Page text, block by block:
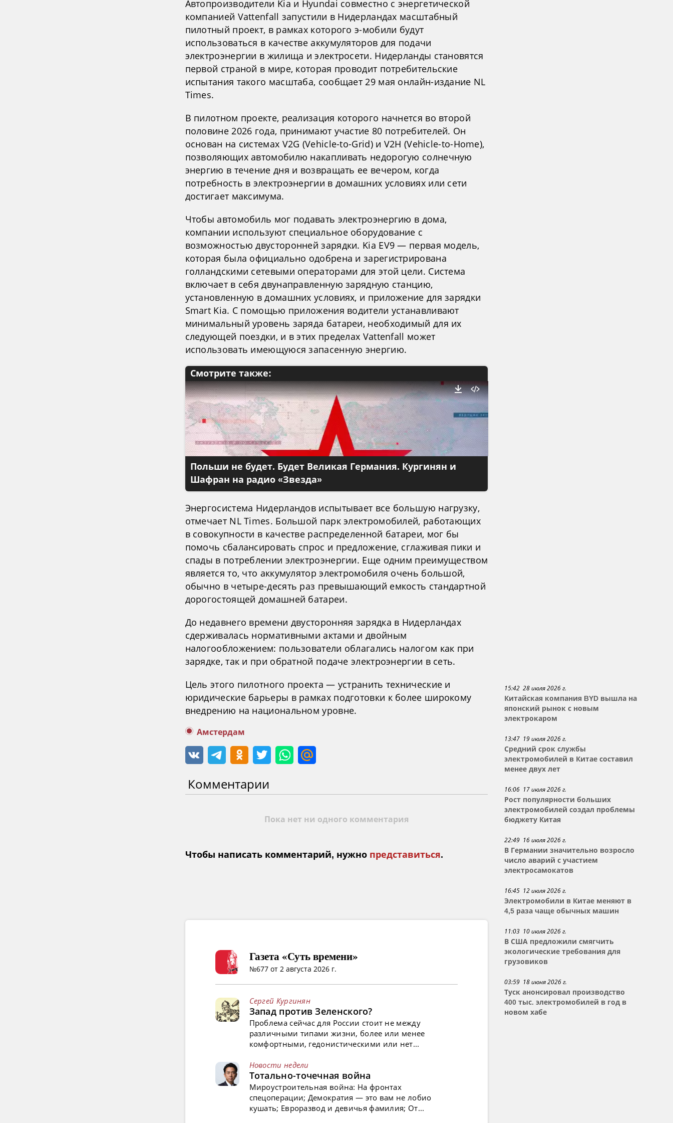
Автопроизводители Kia и Hyundai совместно с энергетической
компанией Vattenfall запустили в Нидерландах масштабный
пилотный проект, в рамках которого э-мобили будут
использоваться в качестве аккумуляторов для подачи
электроэнергии в жилища и электросети. Нидерланды становятся
первой страной в мире, которая проводит потребительские
испытания такого масштаба, сообщает 29 мая онлайн-издание NL
Times.
В пилотном проекте, реализация которого начнется во второй
половине 2026 года, принимают участие 80 потребителей. Он
основан на системах V2G (Vehicle-to-Grid) и V2H (Vehicle-to-Home),
позволяющих автомобилю накапливать недорогую солнечную
энергию в течение дня и возвращать ее вечером, когда
потребность в электроэнергии в домашних условиях или сети
достигает максимума.
Чтобы автомобиль мог подавать электроэнергию в дома,
компании используют специальное оборудование с
возможностью двусторонней зарядки. Kia EV9 — первая модель,
которая была официально одобрена и зарегистрирована
голландскими сетевыми операторами для этой цели. Система
включает в себя двунаправленную зарядную станцию,
установленную в домашних условиях, и приложение для зарядки
Smart Kia. С помощью приложения водители устанавливают
минимальный уровень заряда батареи, необходимый для их
следующей поездки, и в этих пределах Vattenfall может
использовать имеющуюся запасенную энергию.
Смотрите также:
Польши не будет. Будет Великая Германия. Кургинян и
Шафран на радио «Звезда»
Энергосистема Нидерландов испытывает все большую нагрузку,
отмечает NL Times. Большой парк электромобилей, работающих
в совокупности в качестве распределенной батареи, мог бы
помочь сбалансировать спрос и предложение, сглаживая пики и
спады в потреблении электроэнергии. Еще одним преимуществом
является то, что аккумулятор электромобиля очень большой,
обычно в четыре-десять раз превышающий емкость стандартной
дорогостоящей домашней батареи.
До недавнего времени двусторонняя зарядка в Нидерландах
сдерживалась нормативными актами и двойным
налогообложением: пользователи облагались налогом как при
зарядке, так и при обратной подаче электроэнергии в сеть.
Цель этого пилотного проекта — устранить технические и
юридические барьеры в рамках подготовки к более широкому
внедрению на национальном уровне.
Амстердам
Комментарии
Пока нет ни одного комментария
Чтобы написать комментарий, нужно представиться.
15:42 28 июля 2026 г.
Китайская компания BYD вышла на
японский рынок с новым
электрокаром
13:47 19 июля 2026 г.
Средний срок службы
электромобилей в Китае составил
менее двух лет
16:06 17 июля 2026 г.
Рост популярности больших
электромобилей создал проблемы
бюджету Китая
22:49 16 июля 2026 г.
В Германии значительно возросло
число аварий с участием
электросамокатов
16:45 12 июля 2026 г.
Электромобили в Китае меняют в
4,5 раза чаще обычных машин
11:03 10 июля 2026 г.
В США предложили смягчить
экологические требования для
грузовиков
03:59 18 июня 2026 г.
Туск анонсировал производство
400 тыс. электромобилей в год в
новом хабе
Газета «Суть времени»
№677 от 2 августа 2026 г.
Сергей Кургинян
Запад против Зеленского?
Проблема сейчас для России стоит не между
различными типами жизни, более или менее
комфортными, гедонистическими или нет...
Новости недели
Тотально-точечная война
Мироустроительная война: На фронтах
спецоперации; Демократия — это вам не лобио
кушать; Евроразвод и девичья фамилия; От...